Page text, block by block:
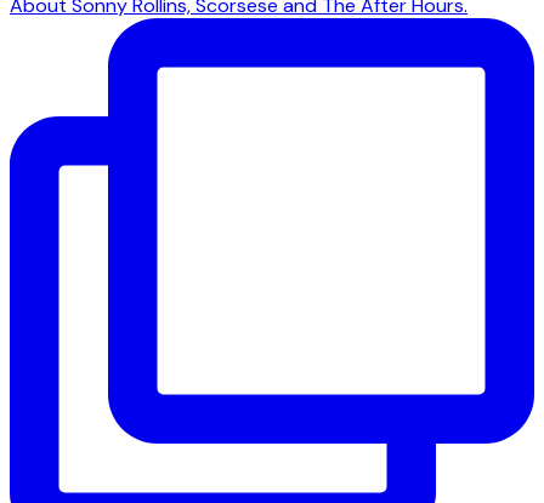
About Sonny Rollins, Scorsese and The After Hours.